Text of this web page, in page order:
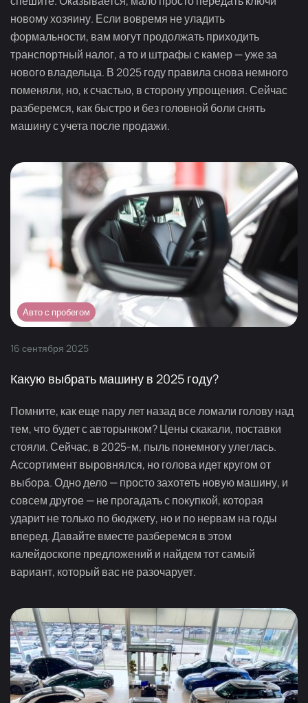
новому хозяину. Если вовремя не уладить
формальности, вам могут продолжать приходить
транспортный налог, а то и штрафы с камер — уже за
нового владельца. В 2025 году правила снова немного
поменяли, но, к счастью, в сторону упрощения. Сейчас
разберемся, как быстро и без головной боли снять
машину с учета после продажи.
Авто с пробегом
16 сентября 2025
Какую выбрать машину в 2025 году?
Помните, как еще пару лет назад все ломали голову над
тем, что будет с авторынком? Цены скакали, поставки
стояли. Сейчас, в 2025-м, пыль понемногу улеглась.
Ассортимент выровнялся, но голова идет кругом от
выбора. Одно дело — просто захотеть новую машину, и
совсем другое — не прогадать с покупкой, которая
ударит не только по бюджету, но и по нервам на годы
вперед. Давайте вместе разберемся в этом
калейдоскопе предложений и найдем тот самый
вариант, который вас не разочарует.